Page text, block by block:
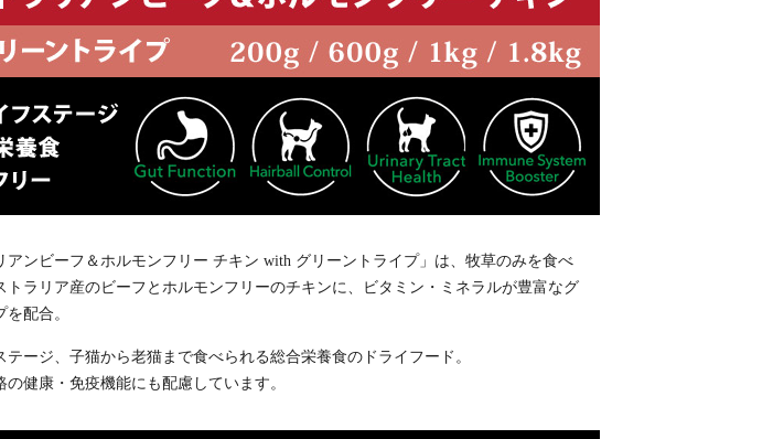
アンビーフ＆ホルモンフリー チキン with グリーントライプ」は、牧草のみを食べ
トラリア産のビーフとホルモンフリーのチキンに、ビタミン・ミネラルが豊富なグ
を配合。
テージ、子猫から老猫まで食べられる総合栄養食のドライフード。
の健康・免疫機能にも配慮しています。